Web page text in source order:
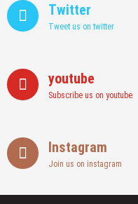
Twitter
Tweet us on twitter
youtube
Subscribe us on youtube
Instagram
Join us on instagram